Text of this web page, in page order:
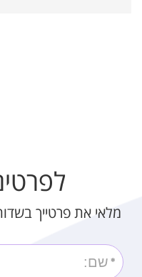
מלאי את פרטייך